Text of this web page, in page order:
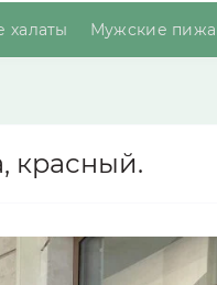
халаты Мужские
красный.